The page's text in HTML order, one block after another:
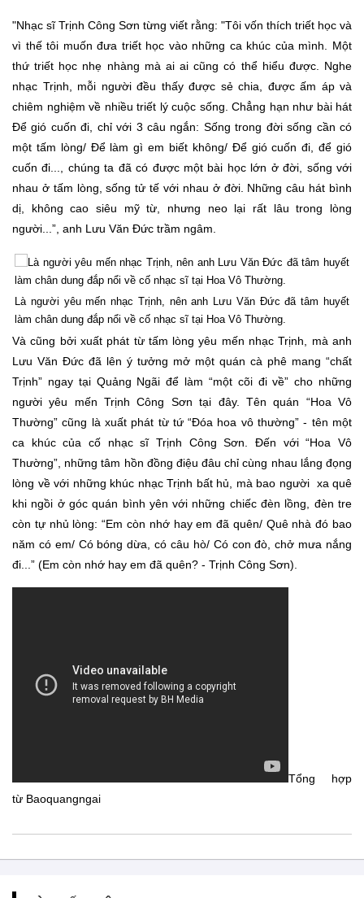
"Nhạc sĩ Trịnh Công Sơn từng viết rằng: "Tôi vốn thích triết học và
vì thế tôi muốn đưa triết học vào những ca khúc của mình. Một
thứ triết học nhẹ nhàng mà ai ai cũng có thể hiểu được. Nghe
nhạc Trịnh, mỗi người đều thấy được sẻ chia, được ấm áp và
chiêm nghiệm về nhiều triết lý cuộc sống. Chẳng hạn như bài hát
Để gió cuốn đi, chỉ với 3 câu ngắn: Sống trong đời sống cần có
một tấm lòng/ Để làm gì em biết không/ Để gió cuốn đi, để gió
cuốn đi..., chúng ta đã có được một bài học lớn ở đời, sống với
nhau ở tấm lòng, sống tử tế với nhau ở đời. Những câu hát bình
dị, không cao siêu mỹ từ, nhưng neo lại rất lâu trong lòng
người...”, anh Lưu Văn Đức trầm ngâm.
Là người yêu mến nhạc Trịnh, nên anh Lưu Văn Đức đã tâm huyết
làm chân dung đắp nổi về cố nhạc sĩ tại Hoa Vô Thường.
Và cũng bởi xuất phát từ tấm lòng yêu mến nhạc Trịnh, mà anh
Lưu Văn Đức đã lên ý tưởng mở một quán cà phê mang “chất
Trịnh” ngay tại Quảng Ngãi để làm “một cõi đi về” cho những
người yêu mến Trịnh Công Sơn tại đây. Tên quán “Hoa Vô
Thường” cũng là xuất phát từ tứ “Đóa hoa vô thường” - tên một
ca khúc của cố nhạc sĩ Trịnh Công Sơn. Đến với “Hoa Vô
Thường”, những tâm hồn đồng điệu đâu chỉ cùng nhau lắng đọng
lòng về với những khúc nhạc Trịnh bất hủ, mà bao người xa quê
khi ngồi ở góc quán bình yên với những chiếc đèn lồng, đèn tre
còn tự nhủ lòng: “Em còn nhớ hay em đã quên/ Quê nhà đó bao
năm có em/ Có bóng dừa, có câu hò/ Có con đò, chở mưa nắng
đi...” (Em còn nhớ hay em đã quên? - Trịnh Công Sơn).
Tổng hợp
từ Baoquangngai